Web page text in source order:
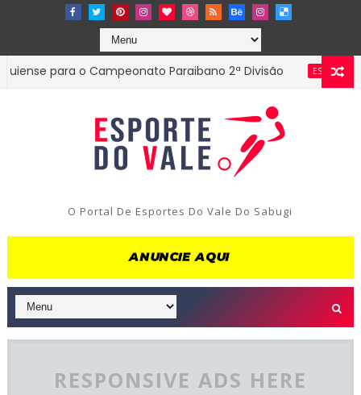
para o Campeonato Paraibano 2ª Divisão ESTADUAL
O Portal De Esportes Do Vale Do Sabugi
RESPONSIVE ADS HERE